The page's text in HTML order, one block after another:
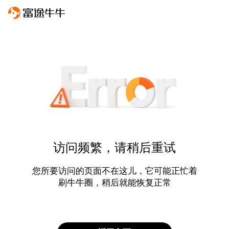
访问频繁，请稍后重试
您所要访问的页面不在这儿，它可能正忙着
刷牛牛圈，稍后就能恢复正常